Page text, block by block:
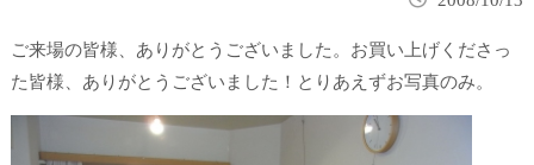
ご来場の皆様、ありがとうございました。お買い上げくださっ
た皆様、ありがとうございました！とりあえずお写真のみ。